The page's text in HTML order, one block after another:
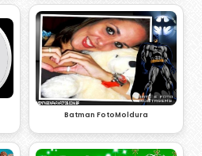
Batman FotoMoldura